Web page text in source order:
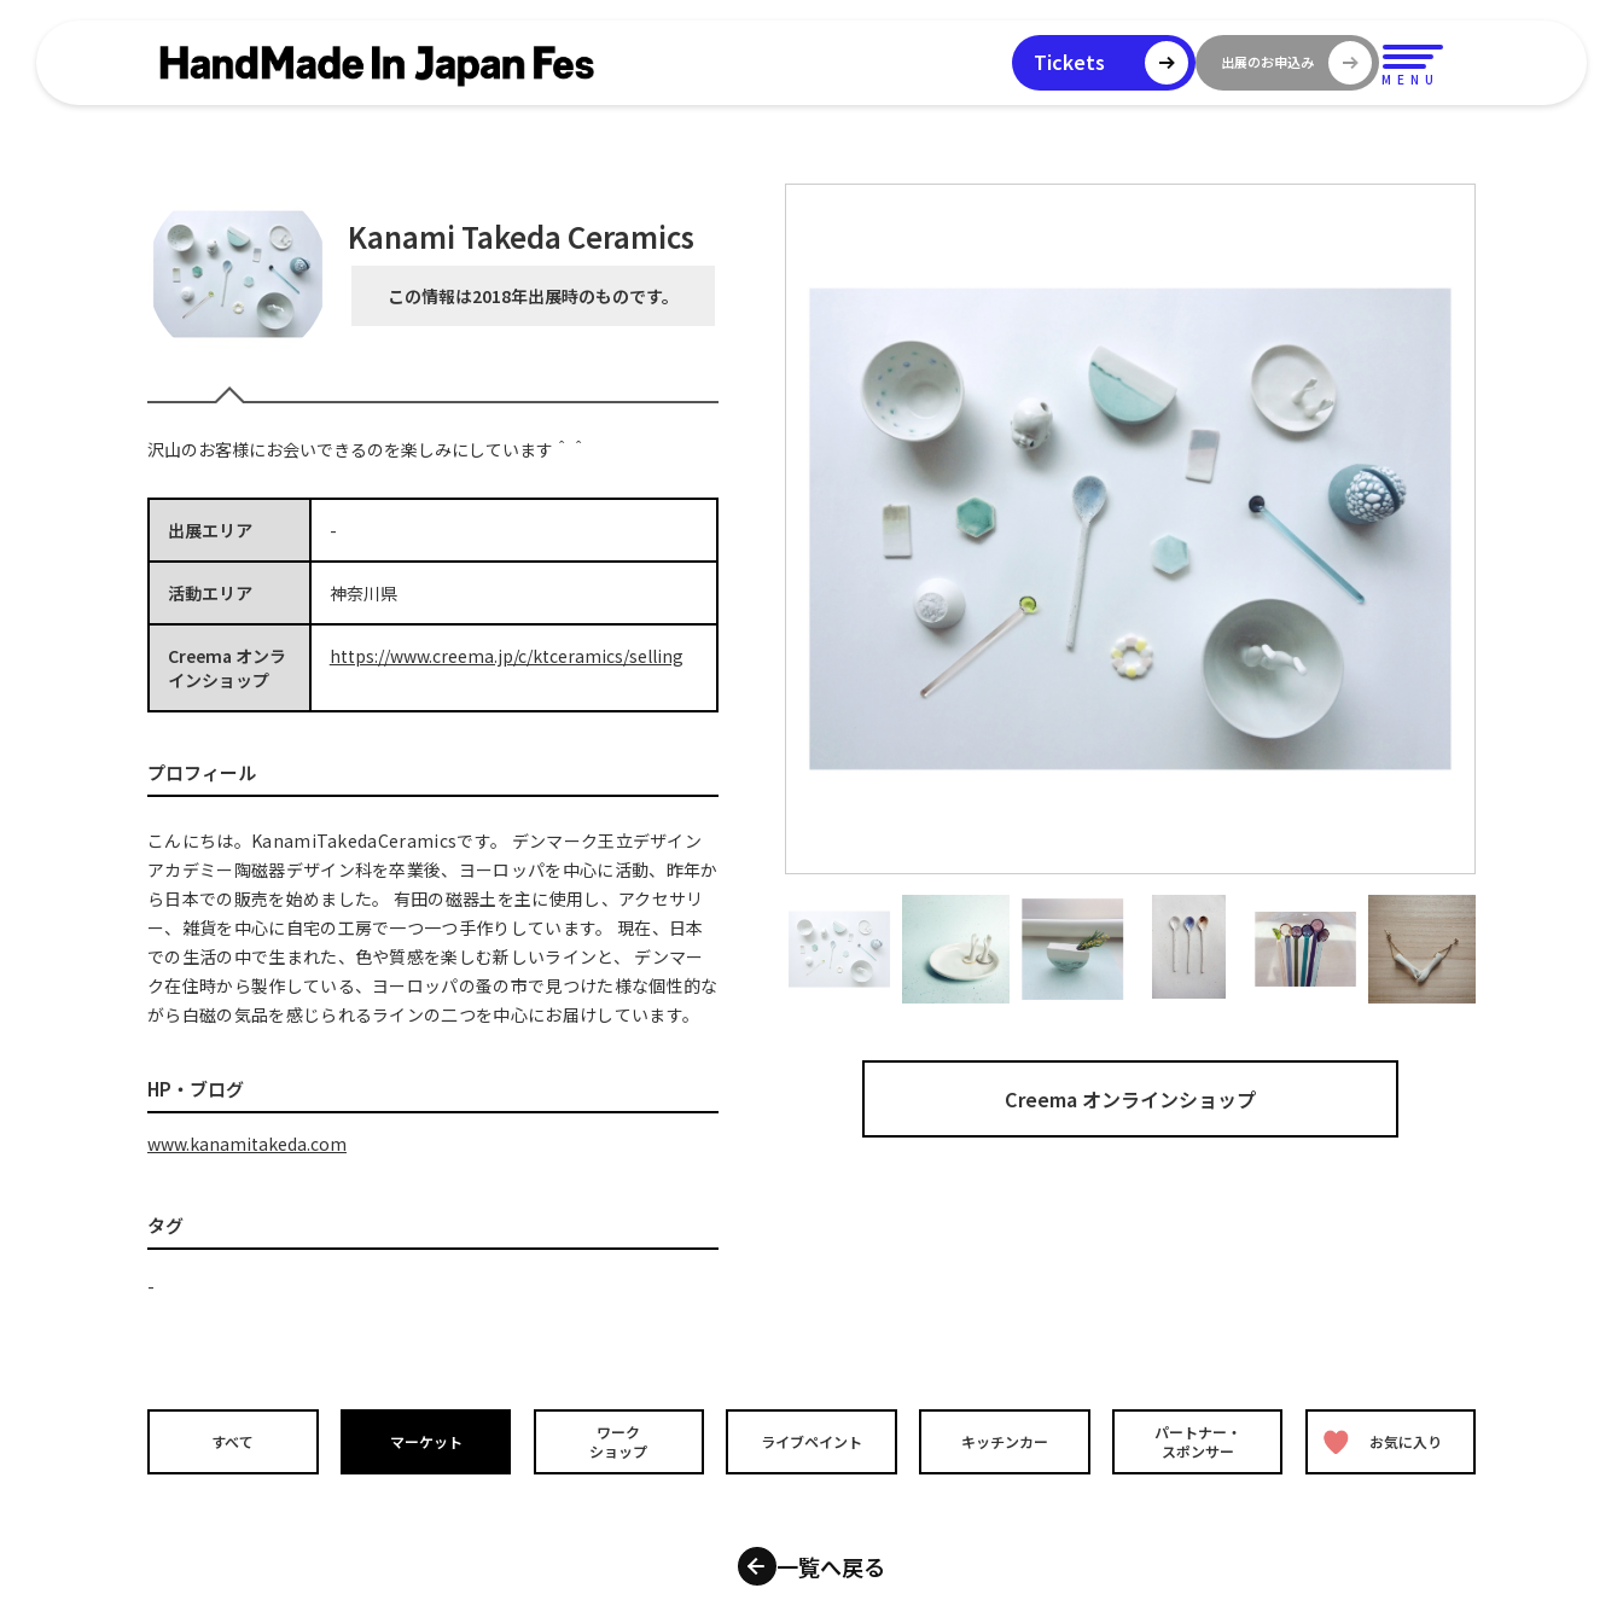
Tickets 出展のお申込み
MENU
Kanami Takeda Ceramics
この情報は2018年出展時のものです。
沢山のお客様にお会いできるのを楽しみにしています＾＾
出展エリア -
活動エリア 神奈川県
Creema オンラ
インショップ
https://www.creema.jp/c/ktceramics/selling
プロフィール
こんにちは。KanamiTakedaCeramicsです。 デンマーク王立デザイン
アカデミー陶磁器デザイン科を卒業後、ヨーロッパを中心に活動、昨年か
ら日本での販売を始めました。 有田の磁器土を主に使用し、アクセサリ
ー、雑貨を中心に自宅の工房で一つ一つ手作りしています。 現在、日本
での生活の中で生まれた、色や質感を楽しむ新しいラインと、 デンマー
ク在住時から製作している、ヨーロッパの蚤の市で見つけた様な個性的な
がら白磁の気品を感じられるラインの二つを中心にお届けしています。
HP・ブログ
www.kanamitakeda.com
タグ
-
Creema オンラインショップ
すべて マーケット
ワーク
ショップ
ライブペイント キッチンカー
パートナー・
スポンサー
お気に入り
一覧へ戻る